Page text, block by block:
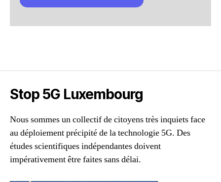
Stop 5G Luxembourg
Nous sommes un collectif de citoyens très inquiets face
au déploiement précipité de la technologie 5G. Des
études scientifiques indépendantes doivent
impérativement être faites sans délai.